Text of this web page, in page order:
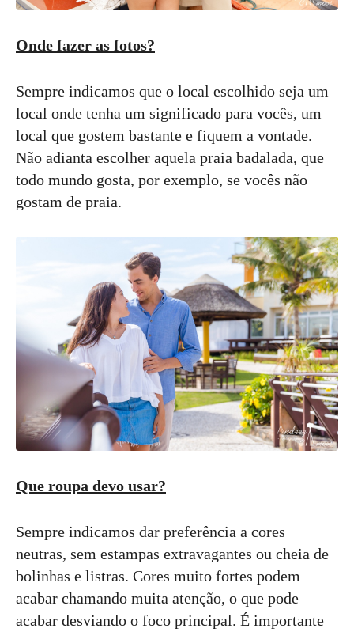
Onde fazer as fotos?
Sempre indicamos que o local escolhido seja um
local onde tenha um significado para vocês, um
local que gostem bastante e fiquem a vontade.
Não adianta escolher aquela praia badalada, que
todo mundo gosta, por exemplo, se vocês não
gostam de praia.
Que roupa devo usar?
Sempre indicamos dar preferência a cores
neutras, sem estampas extravagantes ou cheia de
bolinhas e listras. Cores muito fortes podem
acabar chamando muita atenção, o que pode
acabar desviando o foco principal. É importante